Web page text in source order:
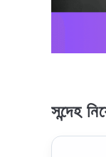
সন্দেহ